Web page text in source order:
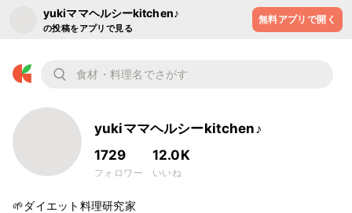
yukiママヘルシーkitchen♪
の投稿をアプリで見る
無料アプリで開く
yukiママヘルシーkitchen♪
1729
フォロワー
12.0K
いいね
🌱ダイエット料理研究家